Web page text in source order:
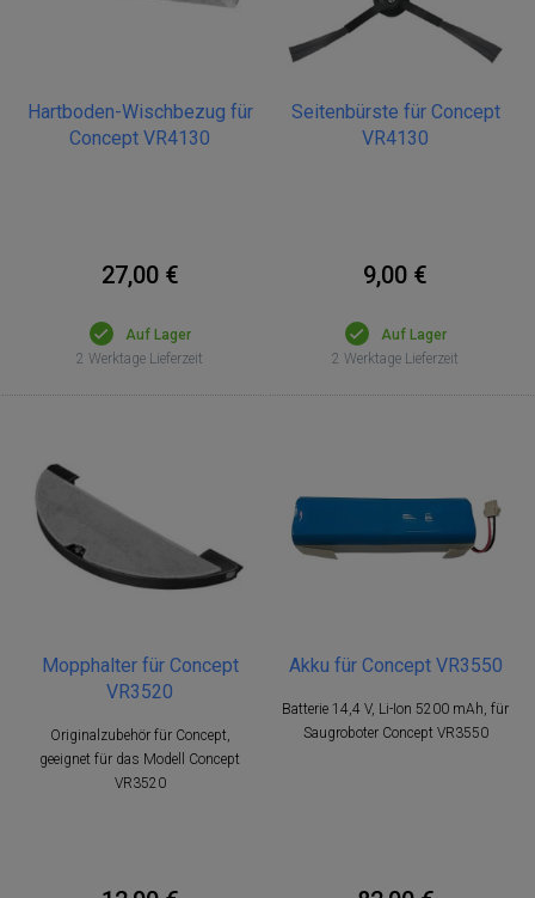
Hartboden-Wischbezug für
Concept VR4130
27,00 €
Auf Lager
2 Werktage Lieferzeit
Seitenbürste für Concept
VR4130
9,00 €
Auf Lager
2 Werktage Lieferzeit
Mopphalter für Concept
VR3520
Originalzubehör für Concept,
geeignet für das Modell Concept
VR3520
Akku für Concept VR3550
Batterie 14,4 V, Li-Ion 5200 mAh, für
Saugroboter Concept VR3550